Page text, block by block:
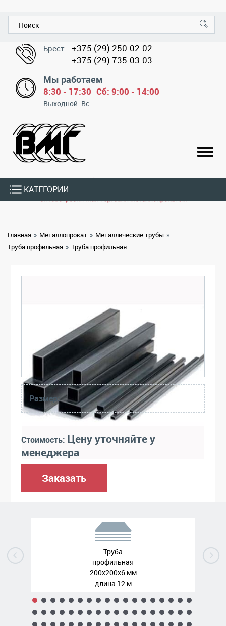
.
Брест: +375 (29) 250-02-02
+375 (29) 735-03-03
Мы работаем
8:30 - 17:30 Сб: 9:00 - 14:00
Выходной: Вс
КАТЕГОРИИ
Главная » Металлопрокат » Металлические трубы »
Труба профильная » Труба профильная
Размер:
Стоимость: Цену уточняйте у
менеджера
Заказать
Труба
профильная
200x200x6 мм
длина 12 м